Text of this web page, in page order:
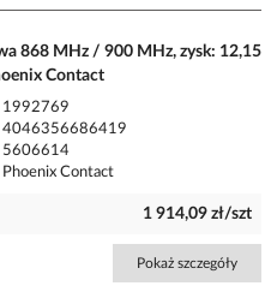
868 MHz / 900 MHz, zysk: 12,15
Contact
1992769
4046356686419
5606614
Phoenix Contact
1 914,09 zł/szt
Pokaż szczegóły